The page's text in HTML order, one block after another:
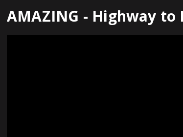
AMAZING - Highway